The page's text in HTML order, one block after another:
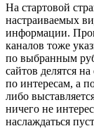
На стартовой
настраиваемых
информации.
каналов тоже
по выбранным
сайтов делятся
по интересам, а
либо
ничего не
наслаждаться